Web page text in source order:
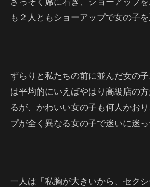
も２人ともショーアップで女の子を
ずらりと私たちの前に並んだ女の
は平均的にいえばやはり高級店の
るが、かわいい女の子も何人かお
プが全く異なる女の子で迷いに迷っ
一人は「私胸が大きいから、セク